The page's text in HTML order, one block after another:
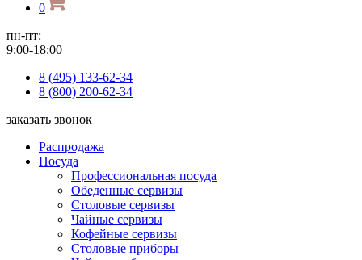
0
пн-пт:
9:00-18:00
8 (495) 133-62-34
8 (800) 200-62-34
заказать звонок
Распродажа
Посуда
Профессиональная посуда
Обеденные сервизы
Столовые сервизы
Чайные сервизы
Кофейные сервизы
Столовые приборы